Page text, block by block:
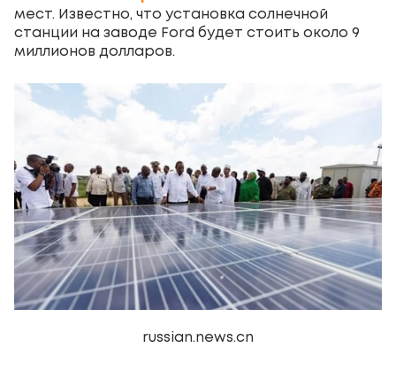
мест. Известно, что установка солнечной
станции на заводе Ford будет стоить около 9
миллионов долларов.
russian.news.cn